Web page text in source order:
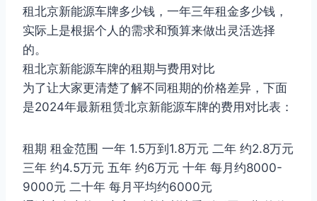
租北京新能源车牌多少钱，一年三年租金多少钱，
实际上是根据个人的需求和预算来做出灵活选择
的。
租北京新能源车牌的租期与费用对比
为了让大家更清楚了解不同租期的价格差异，下面
是2024年最新租赁北京新能源车牌的费用对比表：
租期 租金范围 一年 1.5万到1.8万元 二年 约2.8万元
三年 约4.5万元 五年 约6万元 十年 每月约8000-
9000元 二十年 每月平均约6000元